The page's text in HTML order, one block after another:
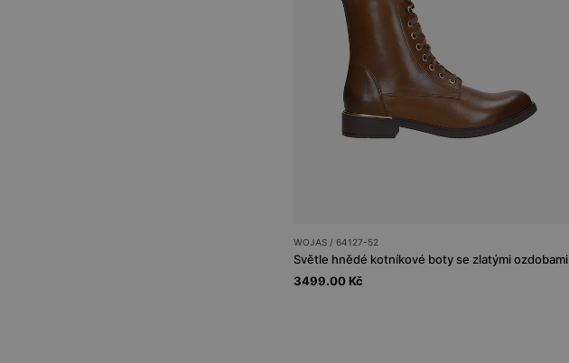
WOJAS / 64127-52
Světle hnědé kotníkové boty se zlatými ozdobami
3499.00 Kč